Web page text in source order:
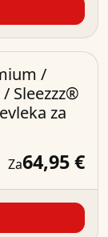
/
Sleezzz®
za
Za64,95 €